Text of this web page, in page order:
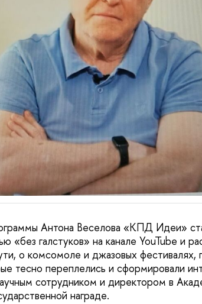
Антона Веселова «КПД Идеи»
«без галстуков» на канале YouTube и
о комсомоле и джазовых фестивалях,
тесно переплелись и сформировали
сотрудником и директором в
награде.